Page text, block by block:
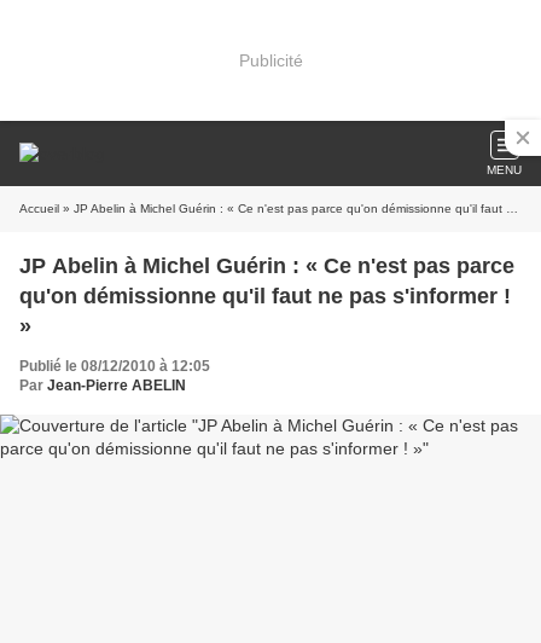
Publicité
MENU
Accueil » JP Abelin à Michel Guérin : « Ce n'est pas parce qu'on démissionne qu'il faut ne pas s'informer ! »
JP Abelin à Michel Guérin : « Ce n'est pas parce
qu'on démissionne qu'il faut ne pas s'informer !
»
Publié le 08/12/2010 à 12:05
Par Jean-Pierre ABELIN